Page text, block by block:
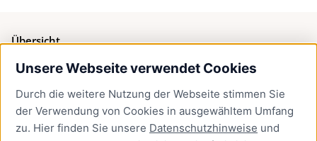
Unsere Webseite verwendet Cookies
Durch die weitere Nutzung der Webseite stimmen Sie
der Verwendung von Cookies in ausgewähltem Umfang
zu. Hier finden Sie unsere Datenschutzhinweise und
Übersicht
Bürgerservice
Presse
Newsletter Lübeck:kompakt